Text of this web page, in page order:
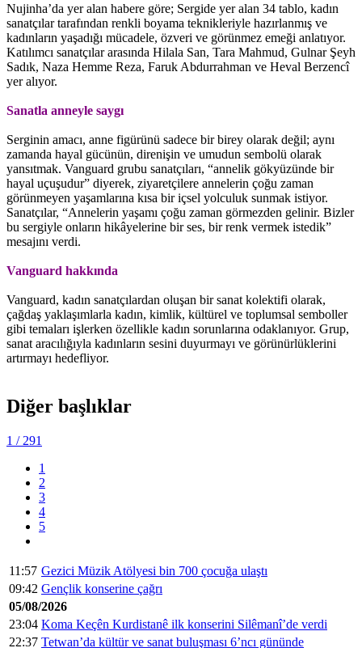
Nujinha’da yer alan habere göre; Sergide yer alan 34 tablo, kadın
sanatçılar tarafından renkli boyama teknikleriyle hazırlanmış ve
kadınların yaşadığı mücadele, özveri ve görünmez emeği anlatıyor.
Katılımcı sanatçılar arasında Hilala San, Tara Mahmud, Gulnar Şeyh
Sadık, Naza Hemme Reza, Faruk Abdurrahman ve Heval Berzencî
yer alıyor.
Sanatla anneyle saygı
Serginin amacı, anne figürünü sadece bir birey olarak değil; aynı
zamanda hayal gücünün, direnişin ve umudun sembolü olarak
yansıtmak. Vanguard grubu sanatçıları, “annelik gökyüzünde bir
hayal uçuşudur” diyerek, ziyaretçilere annelerin çoğu zaman
görünmeyen yaşamlarına kısa bir içsel yolculuk sunmak istiyor.
Sanatçılar, “Annelerin yaşamı çoğu zaman görmezden gelinir. Bizler
bu sergiyle onların hikâyelerine bir ses, bir renk vermek istedik”
mesajını verdi.
Vanguard hakkında
Vanguard, kadın sanatçılardan oluşan bir sanat kolektifi olarak,
çağdaş yaklaşımlarla kadın, kimlik, kültürel ve toplumsal semboller
gibi temaları işlerken özellikle kadın sorunlarına odaklanıyor. Grup,
sanat aracılığıyla kadınların sesini duyurmayı ve görünürlüklerini
artırmayı hedefliyor.
Diğer başlıklar
1 / 291
1
2
3
4
5
11:57 Gezici Müzik Atölyesi bin 700 çocuğa ulaştı
09:42 Gençlik konserine çağrı
05/08/2026
23:04 Koma Keçên Kurdistanê ilk konserini Silêmanî’de verdi
22:37 Tetwan’da kültür ve sanat buluşması 6’ncı gününde